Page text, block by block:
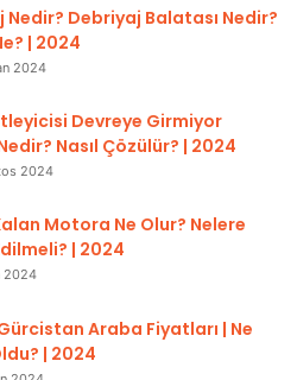
Nedir? Debriyaj Balatası Nedir?
| 2024
2024
Devreye Girmiyor
Nasıl Çözülür? | 2024
2024
Motora Ne Olur? Nelere
| 2024
2024
Araba Fiyatları | Ne
| 2024